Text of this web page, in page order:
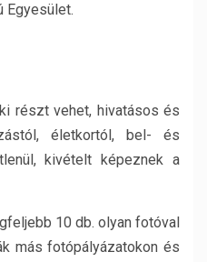
Egyesület.
részt vehet, hivatásos és
életkortól, bel- és
kivételt képeznek a
10 db. olyan fotóval
más fotópályázatokon és